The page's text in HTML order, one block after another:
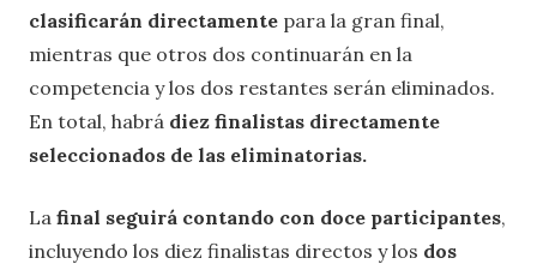
clasificarán directamente para la gran final,
mientras que otros dos continuarán en la
competencia y los dos restantes serán eliminados.
En total, habrá diez finalistas directamente
seleccionados de las eliminatorias.
La final seguirá contando con doce participantes,
incluyendo los diez finalistas directos y los dos